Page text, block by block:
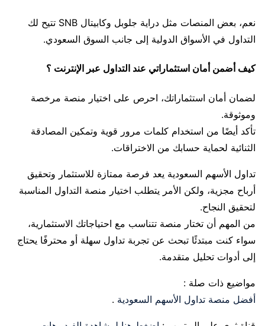
نعم، بعض المنصات مثل دراية جلوبل وكابيتال SNB تتيح لك
التداول في الأسواق الدولية إلى جانب السوق السعودي.
كيف أضمن أمان استثماراتي عند التداول عبر الإنترنت ؟
لضمان أمان استثماراتك، احرص على اختيار منصة مرخصة
وموثوقة.
تأكد أيضًا من استخدام كلمات مرور قوية وتمكين المصادقة
الثنائية لحماية حسابك من الاختراقات.
تداول الأسهم السعودية يعد فرصة ممتازة للاستثمار وتحقيق
أرباح مجزية، ولكن الأمر يتطلب اختيار منصة التداول المناسبة
لتحقيق النجاح.
من المهم أن تختار منصة تتناسب مع احتياجاتك الاستثمارية،
سواء كنت مبتدئًا تبحث عن تجربة تداول سهلة أو محترفًا يحتاج
إلى أدوات تحليل متقدمة.
مواضيع ذات صلة :
أفضل منصة تداول الأسهم السعودية .